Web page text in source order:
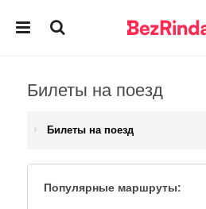
Билеты на поезд
Билеты на поезд
Популярные маршруты: